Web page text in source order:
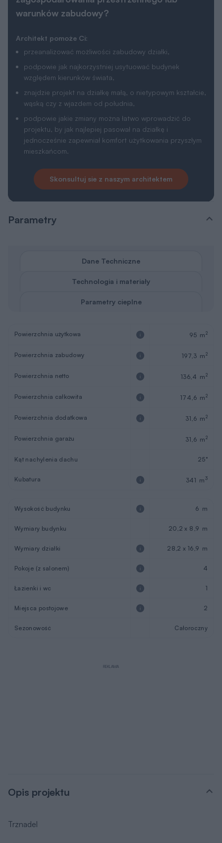
warunków zabudowy?
Architekt pomoże Ci:
przeanalizować możliwości zabudowy działki,
podpowie jak najkorzystniej usytuować budynek
względem kierunków świata,
znajdzie projekt na działkę małą, o nietypowym kształcie,
wąską czy z wjazdem od południa,
podpowie jakie zmiany można łatwo wprowadzić do
projektu, by jak najlepiej pasował na działkę i
jednocześnie zapewniał komfort użytkowania przyszłym
mieszkańcom.
Skonsultuj sie z naszym architektem
Parametry
Dane Techniczne
Technologia i materiały
Parametry cieplne
Powierzchnia użytkowa 95 m2
Powierzchnia zabudowy 197,3 m2
Powierzchnia netto 136,4 m2
Powierzchnia całkowita 174,6 m2
Powierzchnia dodatkowa 31,6 m2
Powierzchnia garażu 31,6 m2
Kąt nachylenia dachu 25°
Kubatura 341 m3
Wysokość budynku 6 m
Wymiary budynku 20,2 x 8,9 m
Wymiary działki 28,2 x 16,9 m
Pokoje (z salonem) 4
Łazienki i wc 1
Miejsca postojowe 2
Sezonowość Całoroczny
REKLAMA
Opis projektu
Trznadel